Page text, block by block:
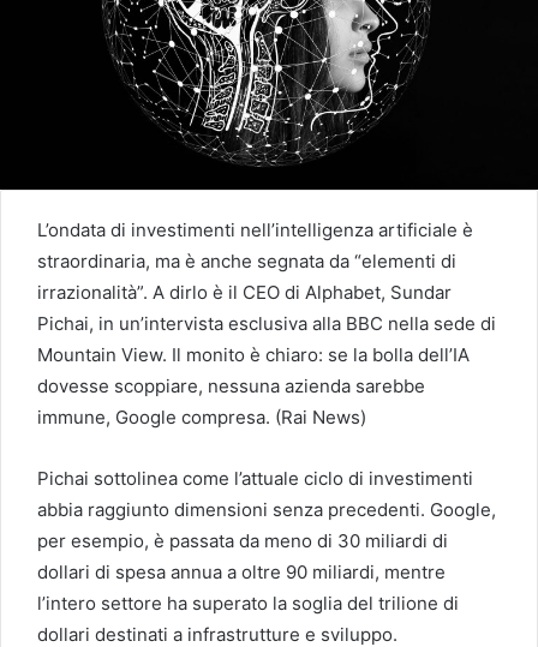
L’ondata di investimenti nell’intelligenza artificiale è
straordinaria, ma è anche segnata da “elementi di
irrazionalità”. A dirlo è il CEO di Alphabet, Sundar
Pichai, in un’intervista esclusiva alla BBC nella sede di
Mountain View. Il monito è chiaro: se la bolla dell’IA
dovesse scoppiare, nessuna azienda sarebbe
immune, Google compresa. (Rai News)
Pichai sottolinea come l’attuale ciclo di investimenti
abbia raggiunto dimensioni senza precedenti. Google,
per esempio, è passata da meno di 30 miliardi di
dollari di spesa annua a oltre 90 miliardi, mentre
l’intero settore ha superato la soglia del trilione di
dollari destinati a infrastrutture e sviluppo.